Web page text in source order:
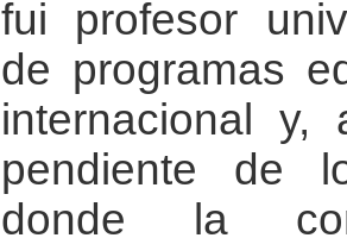
fui profesor
de programas
internacional
pendiente de
donde la